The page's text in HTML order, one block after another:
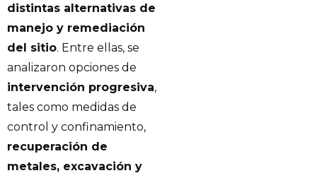
distintas alternativas de
manejo y remediación
del sitio. Entre ellas, se
analizaron opciones de
intervención progresiva,
tales como medidas de
control y confinamiento,
recuperación de
metales, excavación y